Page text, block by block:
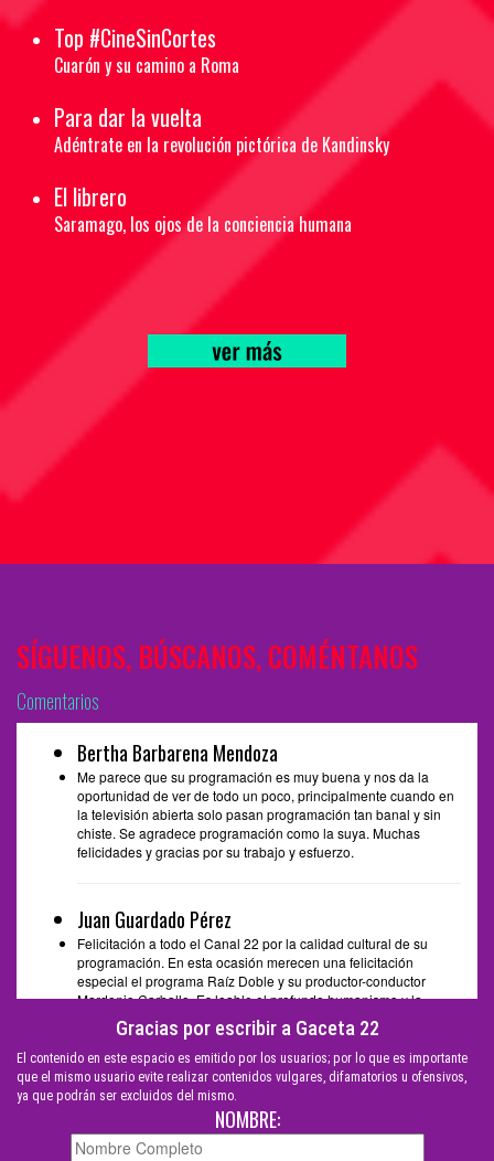
Top #CineSinCortes
Cuarón y su camino a Roma
Para dar la vuelta
Adéntrate en la revolución pictórica de Kandinsky
El librero
Saramago, los ojos de la conciencia humana
SÍGUENOS, BÚSCANOS, COMÉNTANOS
Comentarios
Bertha Barbarena Mendoza
Me parece que su programación es muy buena y nos da la
oportunidad de ver de todo un poco, principalmente cuando en
la televisión abierta solo pasan programación tan banal y sin
chiste. Se agradece programación como la suya. Muchas
felicidades y gracias por su trabajo y esfuerzo.
Juan Guardado Pérez
Felicitación a todo el Canal 22 por la calidad cultural de su
programación. En esta ocasión merecen una felicitación
especial el programa Raíz Doble y su productor-conductor
Mardonio Carballo. Es loable el profundo humanismo y la
sencillez de su contenido. Espero poder seguir disfrutando este
programa por muchos años más. Saludos
idalia castañeda celis
¡Excelente! Su programación a nivel, el que la ciudadanía
necesita. Felicidades, muy buen trabajo.
Gracias por escribir a Gaceta 22
El contenido en este espacio es emitido por los usuarios; por lo que es importante
que el mismo usuario evite realizar contenidos vulgares, difamatorios u ofensivos,
ya que podrán ser excluidos del mismo.
NOMBRE: